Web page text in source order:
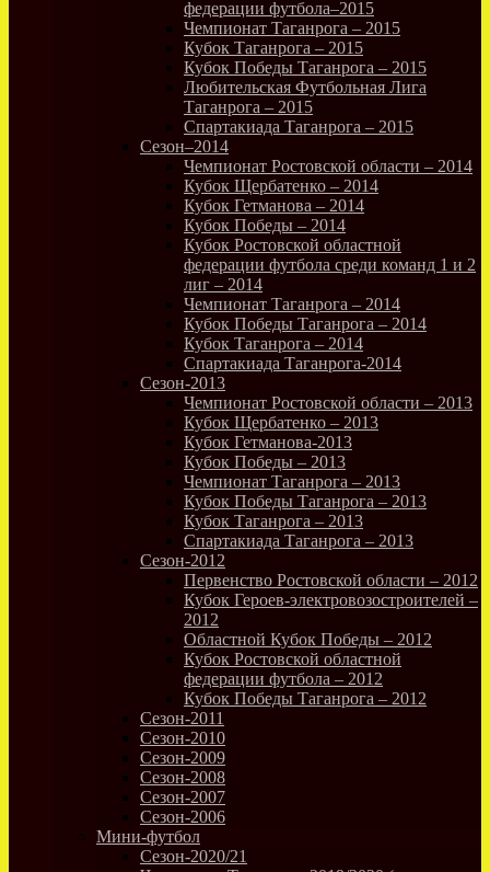
федерации футбола–2015
Чемпионат Таганрога – 2015
Кубок Таганрога – 2015
Кубок Победы Таганрога – 2015
Любительская Футбольная Лига
Таганрога – 2015
Спартакиада Таганрога – 2015
Сезон–2014
Чемпионат Ростовской области – 2014
Кубок Щербатенко – 2014
Кубок Гетманова – 2014
Кубок Победы – 2014
Кубок Ростовской областной
федерации футбола среди команд 1 и 2
лиг – 2014
Чемпионат Таганрога – 2014
Кубок Победы Таганрога – 2014
Кубок Таганрога – 2014
Спартакиада Таганрога-2014
Сезон-2013
Чемпионат Ростовской области – 2013
Кубок Щербатенко – 2013
Кубок Гетманова-2013
Кубок Победы – 2013
Чемпионат Таганрога – 2013
Кубок Победы Таганрога – 2013
Кубок Таганрога – 2013
Спартакиада Таганрога – 2013
Сезон-2012
Первенство Ростовской области – 2012
Кубок Героев-электровозостроителей –
2012
Областной Кубок Победы – 2012
Кубок Ростовской областной
федерации футбола – 2012
Кубок Победы Таганрога – 2012
Сезон-2011
Сезон-2010
Сезон-2009
Сезон-2008
Сезон-2007
Сезон-2006
Мини-футбол
Сезон-2020/21